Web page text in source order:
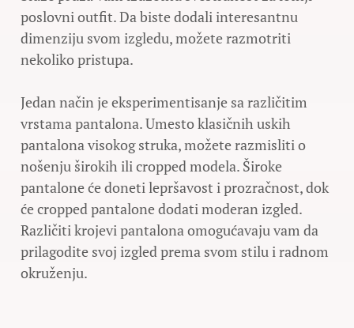
poslovni outfit. Da biste dodali interesantnu
dimenziju svom izgledu, možete razmotriti
nekoliko pristupa.
Jedan način je eksperimentisanje sa različitim
vrstama pantalona. Umesto klasičnih uskih
pantalona visokog struka, možete razmisliti o
nošenju širokih ili cropped modela. Široke
pantalone će doneti lepršavost i prozračnost, dok
će cropped pantalone dodati moderan izgled.
Različiti krojevi pantalona omogućavaju vam da
prilagodite svoj izgled prema svom stilu i radnom
okruženju.